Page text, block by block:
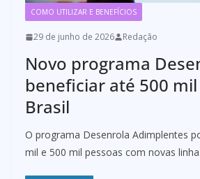
COMO UTILIZAR E BENEFÍCIOS
29 de junho de 2026 Redação
Novo programa
beneficiar até 500
Brasil
O programa Desenrola Adimplentes
mil e 500 mil pessoas com novas